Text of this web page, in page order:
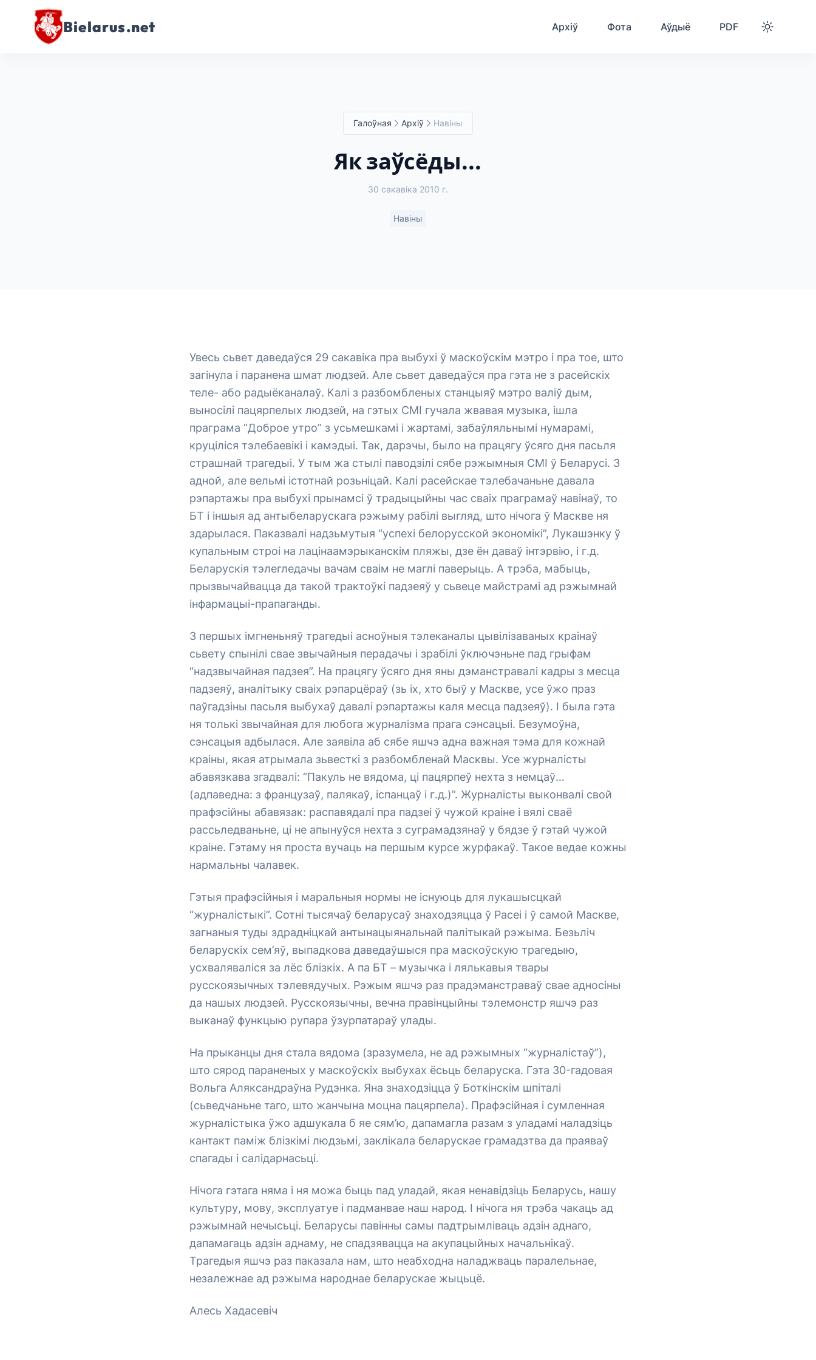
Bielarus.net Архіў Фота Аўдыё PDF
Галоўная Архіў Навіны
Як заўсёды...
30 сакавіка 2010 г.
Навіны
Увесь сьвет даведаўся 29 сакавіка пра выбухі ў маскоўскім мэтро і пра тое, што
загінула і паранена шмат людзей. Але сьвет даведаўся пра гэта не з расейскіх
теле- або радыёканалаў. Калі з разбомбленых станцыяў мэтро валіў дым,
выносілі пацярпелых людзей, на гэтых СМІ гучала жвавая музыка, ішла
праграма “Доброе утро” з усьмешкамі і жартамі, забаўляльнымі нумарамі,
круціліся тэлебаевікі і камэдыі. Так, дарэчы, было на працягу ўсяго дня пасьля
страшнай трагедыі. У тым жа стылі паводзілі сябе рэжымныя СМІ ў Беларусі. З
адной, але вельмі істотнай розьніцай. Калі расейскае тэлебачаньне давала
рэпартажы пра выбухі прынамсі ў традыцыйны час сваіх праграмаў навінаў, то
БТ і іншыя ад антыбеларускага рэжыму рабілі выгляд, што нічога ў Маскве ня
здарылася. Паказвалі надзьмутыя “успехі белорусской экономікі”, Лукашэнку ў
купальным строі на лацінаамэрыканскім пляжы, дзе ён даваў інтэрвію, і г.д.
Беларускія тэлегледачы вачам сваім не маглі паверыць. А трэба, мабыць,
прызвычайвацца да такой трактоўкі падзеяў у сьвеце майстрамі ад рэжымнай
інфармацыі-прапаганды.
З першых імгненьняў трагедыі асноўныя тэлеканалы цывілізаваных краінаў
сьвету спынілі свае звычайныя перадачы і зрабілі ўключэньне пад грыфам
“надзвычайная падзея”. На працягу ўсяго дня яны дэманстравалі кадры з месца
падзеяў, аналітыку сваіх рэпарцёраў (зь іх, хто быў у Маскве, усе ўжо праз
паўгадзіны пасьля выбухаў давалі рэпартажы каля месца падзеяў). І была гэта
ня толькі звычайная для любога журналізма прага сэнсацыі. Безумоўна,
сэнсацыя адбылася. Але заявіла аб сябе яшчэ адна важная тэма для кожнай
краіны, якая атрымала зьвесткі з разбомбленай Масквы. Усе журналісты
абавязкава згадвалі: “Пакуль не вядома, ці пацярпеў нехта з немцаў…
(адпаведна: з французаў, палякаў, іспанцаў і г.д.)”. Журналісты выконвалі свой
прафэсійны абавязак: распавядалі пра падзеі ў чужой краіне і вялі сваё
рассьледваньне, ці не апынуўся нехта з суграмадзянаў у бядзе ў гэтай чужой
краіне. Гэтаму ня проста вучаць на першым курсе журфакаў. Такое ведае кожны
нармальны чалавек.
Гэтыя прафэсійныя і маральныя нормы не існуюць для лукашысцкай
“журналістыкі”. Сотні тысячаў беларусаў знаходзяцца ў Расеі і ў самой Маскве,
загнаныя туды здрадніцкай антынацыянальнай палітыкай рэжыма. Безьліч
беларускіх сем’яў, выпадкова даведаўшыся пра маскоўскую трагедыю,
усхваляваліся за лёс блізкіх. А па БТ – музычка і лялькавыя твары
русскоязычных тэлевядучых. Рэжым яшчэ раз прадэманстраваў свае адносіны
да нашых людзей. Русскоязычны, вечна правінцыйны тэлемонстр яшчэ раз
выканаў функцыю рупара ўзурпатараў улады.
На прыканцы дня стала вядома (зразумела, не ад рэжымных “журналістаў”),
што сярод параненых у маскоўскіх выбухах ёсьць беларуска. Гэта 30-гадовая
Вольга Аляксандраўна Рудэнка. Яна знаходзіцца ў Боткінскім шпіталі
(сьведчаньне таго, што жанчына моцна пацярпела). Прафэсійная і сумленная
журналістыка ўжо адшукала б яе сям’ю, дапамагла разам з уладамі наладзіць
кантакт паміж блізкімі людзьмі, заклікала беларускае грамадзтва да праяваў
спагады і салідарнасьці.
Нічога гэтага няма і ня можа быць пад уладай, якая ненавідзіць Беларусь, нашу
культуру, мову, эксплуатуе і падманвае наш народ. І нічога ня трэба чакаць ад
рэжымнай нечысьці. Беларусы павінны самы падтрымліваць адзін аднаго,
дапамагаць адзін аднаму, не спадзявацца на акупацыйных начальнікаў.
Трагедыя яшчэ раз паказала нам, што неабходна наладжваць паралельнае,
незалежнае ад рэжыма народнае беларускае жыцьцё.
Алесь Хадасевіч